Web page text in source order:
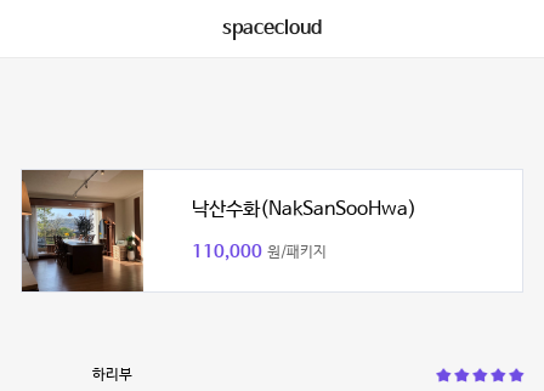
spacecloud
낙산수화(NakSanSooHwa)
110,000 원/패키지
하리부